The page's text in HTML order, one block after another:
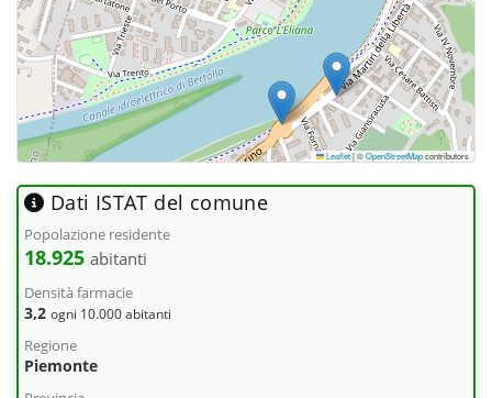
Leaflet|©OpenStreetMapcontributors
Dati ISTAT del comune
Popolazione residente
18.925 abitanti
Densità farmacie
3,2 ogni 10.000 abitanti
Regione
Piemonte